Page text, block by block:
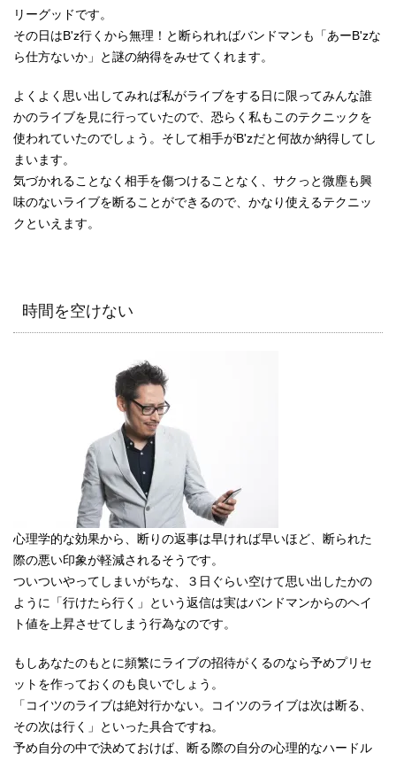
リーグッドです。
その日はB'z行くから無理！と断られればバンドマンも「あーB'zな
ら仕方ないか」と謎の納得をみせてくれます。
よくよく思い出してみれば私がライブをする日に限ってみんな誰
かのライブを見に行っていたので、恐らく私もこのテクニックを
使われていたのでしょう。そして相手がB'zだと何故か納得してし
まいます。
気づかれることなく相手を傷つけることなく、サクっと微塵も興
味のないライブを断ることができるので、かなり使えるテクニッ
クといえます。
時間を空けない
心理学的な効果から、断りの返事は早ければ早いほど、断られた
際の悪い印象が軽減されるそうです。
ついついやってしまいがちな、３日ぐらい空けて思い出したかの
ように「行けたら行く」という返信は実はバンドマンからのヘイ
ト値を上昇させてしまう行為なのです。
もしあなたのもとに頻繁にライブの招待がくるのなら予めプリセ
ットを作っておくのも良いでしょう。
「コイツのライブは絶対行かない。コイツのライブは次は断る、
その次は行く」といった具合ですね。
予め自分の中で決めておけば、断る際の自分の心理的なハードル